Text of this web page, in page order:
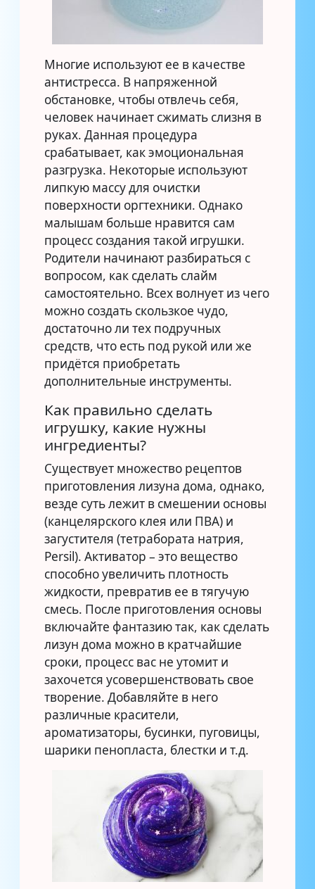
Многие используют ее в качестве
антистресса. В напряженной
обстановке, чтобы отвлечь себя,
человек начинает сжимать слизня в
руках. Данная процедура
срабатывает, как эмоциональная
разгрузка. Некоторые используют
липкую массу для очистки
поверхности оргтехники. Однако
малышам больше нравится сам
процесс создания такой игрушки.
Родители начинают разбираться с
вопросом, как сделать слайм
самостоятельно. Всех волнует из чего
можно создать скользкое чудо,
достаточно ли тех подручных
средств, что есть под рукой или же
придётся приобретать
дополнительные инструменты.
Как правильно сделать
игрушку, какие нужны
ингредиенты?
Существует множество рецептов
приготовления лизуна дома, однако,
везде суть лежит в смешении основы
(канцелярского клея или ПВА) и
загустителя (тетрабората натрия,
Persil). Активатор – это вещество
способно увеличить плотность
жидкости, превратив ее в тягучую
смесь. После приготовления основы
включайте фантазию так, как сделать
лизун дома можно в кратчайшие
сроки, процесс вас не утомит и
захочется усовершенствовать свое
творение. Добавляйте в него
различные красители,
ароматизаторы, бусинки, пуговицы,
шарики пенопласта, блестки и т.д.